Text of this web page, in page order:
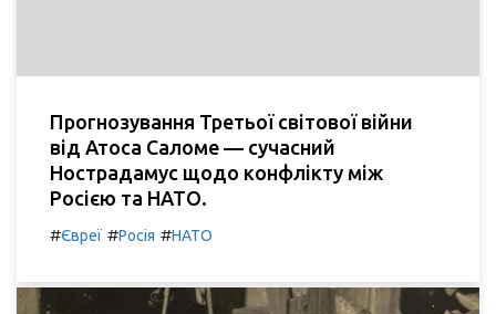
Прогнозування Третьої світової війни
від Атоса Саломе — сучасний
Нострадамус щодо конфлікту між
Росією та НАТО.
#Євреї #Росія #НАТО